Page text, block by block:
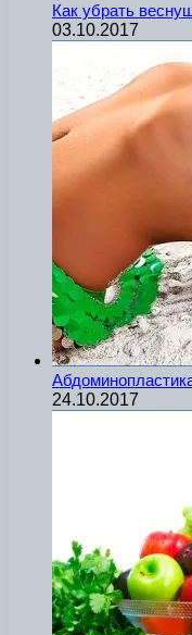
Как убрать
03.10.2017
24.10.2017